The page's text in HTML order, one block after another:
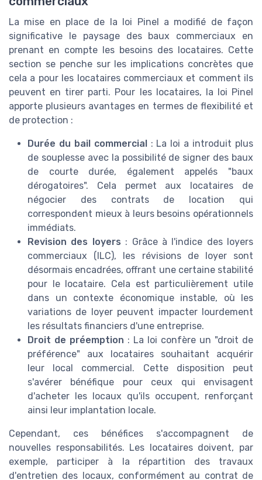
La mise en place de la loi Pinel a modifié de façon
significative le paysage des baux commerciaux en
prenant en compte les besoins des locataires. Cette
section se penche sur les implications concrètes que
cela a pour les locataires commerciaux et comment ils
peuvent en tirer parti. Pour les locataires, la loi Pinel
apporte plusieurs avantages en termes de flexibilité et
de protection :
Durée du bail commercial: La loi a introduit plus
de souplesse avec la possibilité de signer des baux
de courte durée, également appelés "baux
dérogatoires". Cela permet aux locataires de
négocier des contrats de location qui
correspondent mieux à leurs besoins opérationnels
immédiats.
Revision des loyers : Grâce à l'indice des loyers
commerciaux (ILC), les révisions de loyer sont
désormais encadrées, offrant une certaine stabilité
pour le locataire. Cela est particulièrement utile
dans un contexte économique instable, où les
variations de loyer peuvent impacter lourdement
les résultats financiers d'une entreprise.
Droit de préemption : La loi confère un "droit de
préférence" aux locataires souhaitant acquérir
leur local commercial. Cette disposition peut
s'avérer bénéfique pour ceux qui envisagent
d'acheter les locaux qu'ils occupent, renforçant
ainsi leur implantation locale.
Cependant, ces bénéfices s'accompagnent de
nouvelles responsabilités. Les locataires doivent, par
exemple, participer à la répartition des travaux
d'entretien des locaux, conformément au contrat de